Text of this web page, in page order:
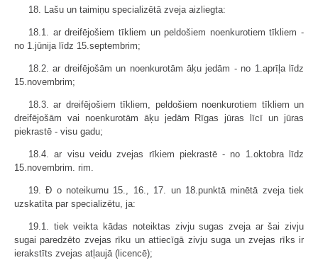
18. Lašu un taimiņu specializētā zveja aizliegta:
18.1. ar dreifējošiem tīkliem un peldošiem noenkurotiem tīkliem -
no 1.jūnija līdz 15.septembrim;
18.2. ar dreifējošām un noenkurotām āķu jedām - no 1.aprīļa līdz
15.novembrim;
18.3. ar dreifējošiem tīkliem, peldošiem noenkurotiem tīkliem un
dreifējošām vai noenkurotām āķu jedām Rīgas jūras līcī un jūras
piekrastē - visu gadu;
18.4. ar visu veidu zvejas rīkiem piekrastē - no 1.oktobra līdz
15.novembrim. rim.
19. Ð o noteikumu 15., 16., 17. un 18.punktā minētā zveja tiek
uzskatīta par specializētu, ja:
19.1. tiek veikta kādas noteiktas zivju sugas zveja ar šai zivju
sugai paredzēto zvejas rīku un attiecīgā zivju suga un zvejas rīks ir
ierakstīts zvejas atļaujā (licencē);